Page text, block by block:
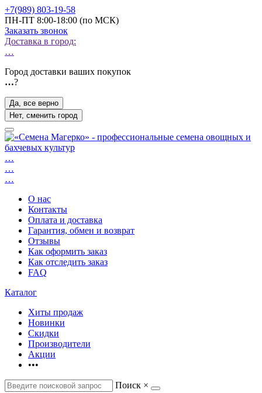
+7(989) 803-19-58
ПН-ПТ 8:00-18:00 (по МСК)
Заказать звонок
Доставка в город:
…
Город доставки ваших покупок
…?
Да, все верно
Нет, сменить город
…
…
…
О нас
Контакты
Оплата и доставка
Гарантия, обмен и возврат
Отзывы
Как оформить заказ
Как отследить заказ
FAQ
Каталог
Хиты продаж
Новинки
Скидки
Производители
Акции
•••
Поиск ×